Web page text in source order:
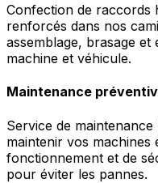
Confection de raccords
renforcés dans nos
assemblage, brasage
machine et véhicule.
Maintenance
Service de
maintenir vos machines
fonctionnement et de
pour éviter les pannes.